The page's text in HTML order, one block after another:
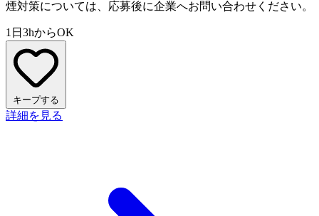
煙対策については、応募後に企業へお問い合わせください。
1日3hからOK
キープする
詳細を見る